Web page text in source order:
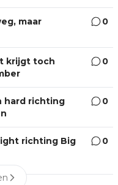
maar
0
krijgt toch
0
hard richting
0
richting Big
0